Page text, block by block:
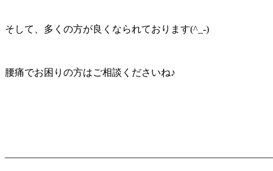
そして、多くの方が良くなられております(^_-)
腰痛でお困りの方はご相談くださいね♪